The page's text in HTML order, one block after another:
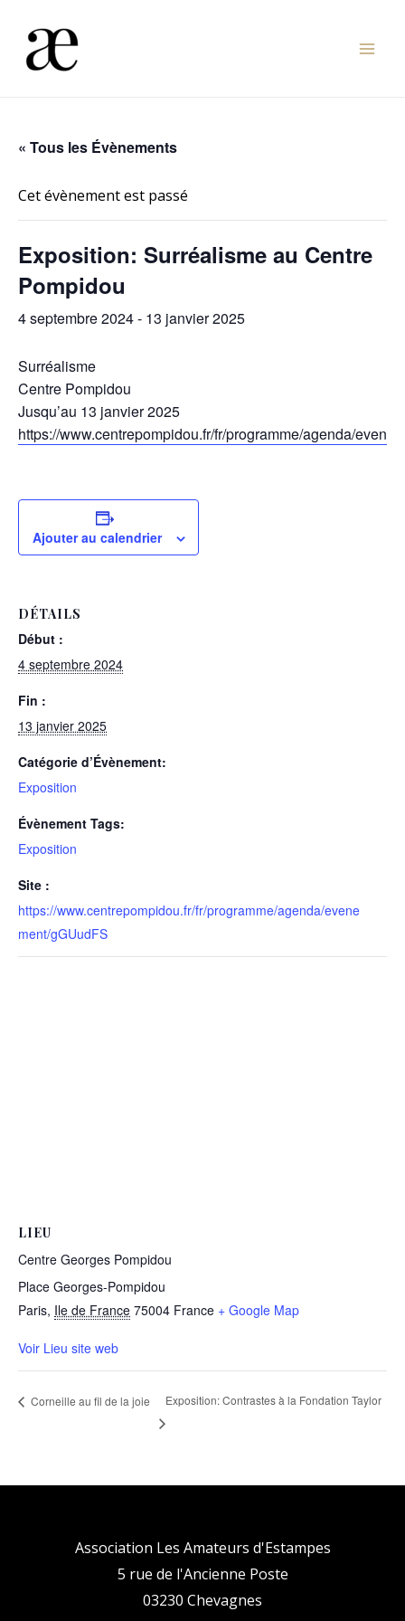
contenu
« Tous les Évènements
Cet évènement est passé
Exposition: Surréalisme au Centre
Pompidou
4 septembre 2024- 13 janvier 2025
Surréalisme
Centre Pompidou
Jusqu’au 13 janvier 2025
https://www.centrepompidou.fr/fr/programme/agenda/
Ajouter au calendrier
DÉTAILS
Début :
4 septembre 2024
Fin :
13 janvier 2025
Catégorie d’Évènement:
Exposition
Évènement Tags:
Exposition
Site :
https://www.centrepompidou.fr/fr/programme/agenda/evene
ment/gGUudFS
LIEU
Centre Georges Pompidou
Place Georges-Pompidou
Paris, Ile de France 75004 France + Google Map
Voir Lieu site web
Corneille au fil de la joie Exposition: Contrastes à la Fondation Taylor
Association Les Amateurs d'Estampes
5 rue de l'Ancienne Poste
03230 Chevagnes